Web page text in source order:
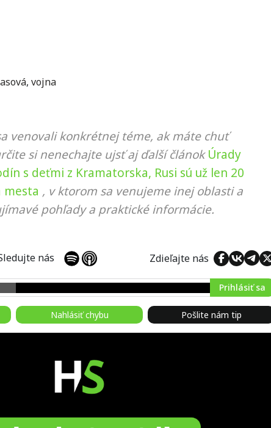
, vojna
venovali konkrétnej téme, ak máte chuť
si nenechajte ujsť aj ďalší článok Úrady
s deťmi z Kramatorska, Rusi sú už len 20
, v ktorom sa venujeme inej oblasti a
pohľady a praktické informácie.
nás Zdieľajte nás
Prihlásiť sa
Nahlásiť chybu Pošlite nám tip